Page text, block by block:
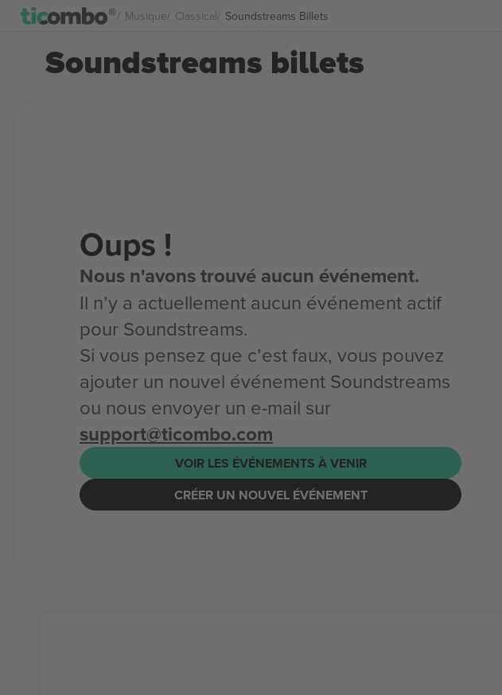
Musique Classical Soundstreams Billets
Soundstreams billets
Oups !
Nous n'avons trouvé aucun événement.
Il n’y a actuellement aucun événement actif
pour Soundstreams.
Si vous pensez que c’est faux, vous pouvez
ajouter un nouvel événement Soundstreams
ou nous envoyer un e-mail sur
support@ticombo.com
VOIR LES ÉVÉNEMENTS À VENIR
CRÉER UN NOUVEL ÉVÉNEMENT